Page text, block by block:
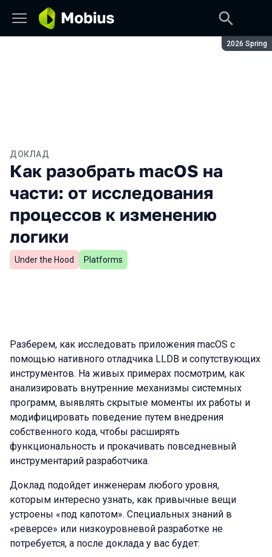
Сезон:
2026 Spring
ДОКЛАД
Как разобрать macOS на
части: от исследования
процессов к изменению
логики
Under the Hood Platforms
Разберем, как исследовать приложения macOS с
помощью нативного отладчика LLDB и сопутствующих
инструментов. На живых примерах посмотрим, как
анализировать внутренние механизмы системных
программ, выявлять скрытые моменты их работы и
модифицировать поведение путем внедрения
собственного кода, чтобы расширять
функциональность и прокачивать повседневный
инструментарий разработчика.
Доклад подойдет инженерам любого уровня,
которым интересно узнать, как привычные вещи
устроены «под капотом». Специальных знаний в
«реверсе» или низкоуровневой разработке не
потребуется, а после доклада у вас будет: